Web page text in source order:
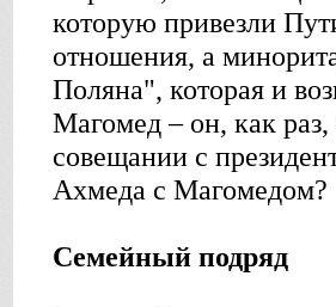
которую привезли
отношения, а
Поляна", которая и
Магомед – он, как
совещании с
Ахмеда с Магомедом?
Семейный подряд